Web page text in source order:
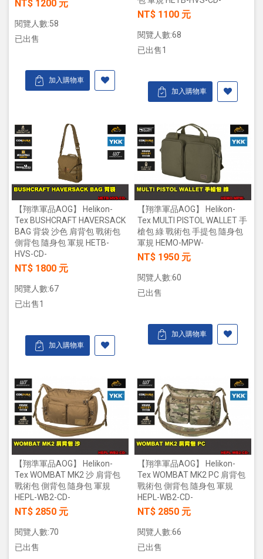
NT$ 1200 元
閱覽人數:58
已出售
加入購物車
NT$ 1100 元
閱覽人數:68
已出售1
加入購物車
【翔準軍品AOG】 Helikon-
Tex BUSHCRAFT HAVERSACK
BAG 背袋 沙色 肩背包 戰術包
側背包 隨身包 軍規 HETB-
HVS-CD-
NT$ 1800 元
閱覽人數:67
已出售1
加入購物車
【翔準軍品AOG】 Helikon-
Tex MULTI PISTOL WALLET 手
槍包 綠 戰術包 手提包 隨身包
軍規 HEMO-MPW-
NT$ 1950 元
閱覽人數:60
已出售
加入購物車
【翔準軍品AOG】 Helikon-
Tex WOMBAT MK2 沙 肩背包
戰術包 側背包 隨身包 軍規
HEPL-WB2-CD-
NT$ 2850 元
閱覽人數:70
已出售
【翔準軍品AOG】 Helikon-
Tex WOMBAT MK2 PC 肩背包
戰術包 側背包 隨身包 軍規
HEPL-WB2-CD-
NT$ 2850 元
閱覽人數:66
已出售